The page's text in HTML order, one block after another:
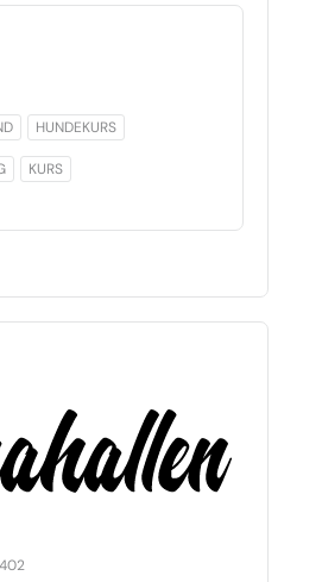
HUNDEKURS
KURS